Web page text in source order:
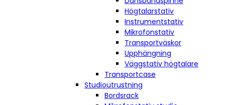
Högtalarstativ
Instrumentstativ
Mikrofonstativ
Transportväskor
Upphängning
Väggstativ högtalare
Transportcase
Studioutrustning
Bordsrack